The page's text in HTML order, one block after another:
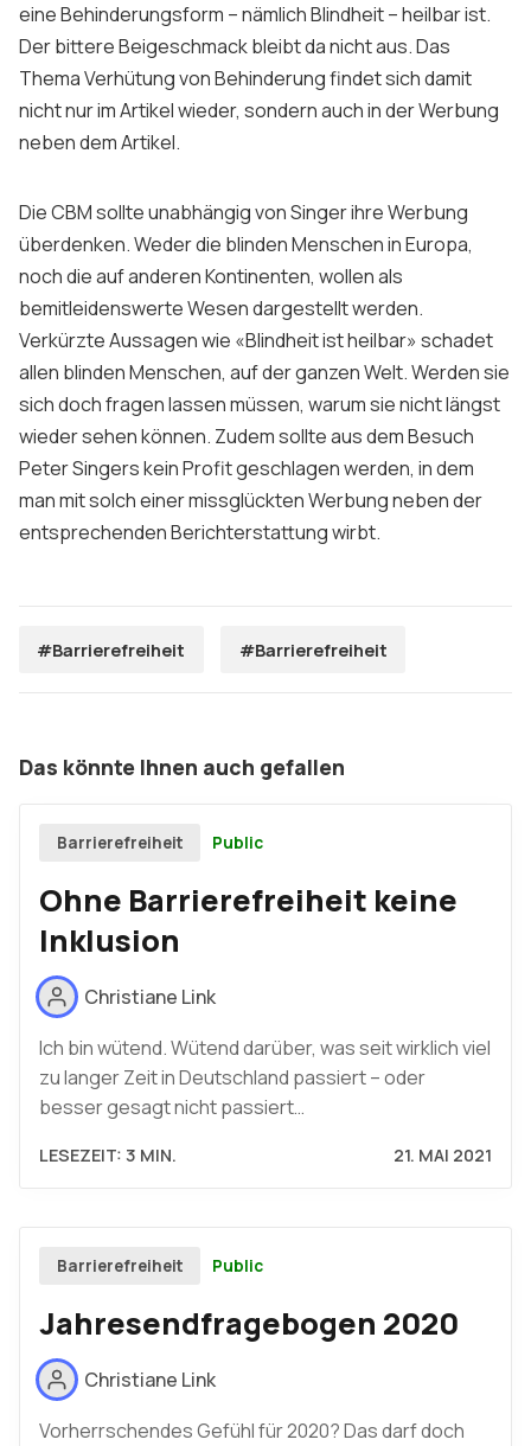
eine Behinderungsform – nämlich Blindheit – heilbar ist.
Der bittere Beigeschmack bleibt da nicht aus. Das
Thema Verhütung von Behinderung findet sich damit
nicht nur im Artikel wieder, sondern auch in der Werbung
neben dem Artikel.
Die CBM sollte unabhängig von Singer ihre Werbung
überdenken. Weder die blinden Menschen in Europa,
noch die auf anderen Kontinenten, wollen als
bemitleidenswerte Wesen dargestellt werden.
Verkürzte Aussagen wie «Blindheit ist heilbar» schadet
allen blinden Menschen, auf der ganzen Welt. Werden sie
sich doch fragen lassen müssen, warum sie nicht längst
wieder sehen können. Zudem sollte aus dem Besuch
Peter Singers kein Profit geschlagen werden, in dem
man mit solch einer missglückten Werbung neben der
entsprechenden Berichterstattung wirbt.
#Barrierefreiheit #Barrierefreiheit
Das könnte Ihnen auch gefallen
Barrierefreiheit Public
Ohne Barrierefreiheit keine
Inklusion
Christiane Link
Ich bin wütend. Wütend darüber, was seit wirklich viel
zu langer Zeit in Deutschland passiert – oder
besser gesagt nicht passiert…
LESEZEIT: 3 MIN. 21. MAI 2021
Barrierefreiheit Public
Jahresendfragebogen 2020
Christiane Link
Vorherrschendes Gefühl für 2020? Das darf doch